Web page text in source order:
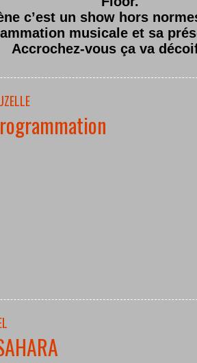
c’est un show hors
musicale et sa
Accrochez-vous ça va